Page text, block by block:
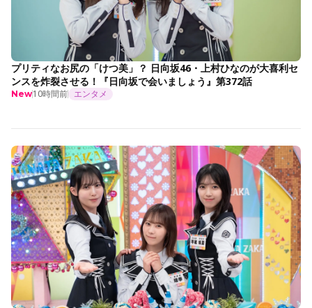
プリティなお尻の「けつ美」？ 日向坂46・上村ひなのが大喜利セ
ンスを炸裂させる！『日向坂で会いましょう』第372話
New10時間前 エンタメ